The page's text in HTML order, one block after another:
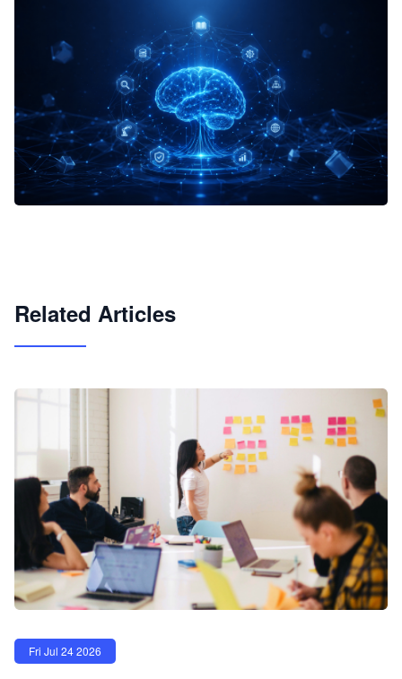
Related Articles
Fri Jul 24 2026